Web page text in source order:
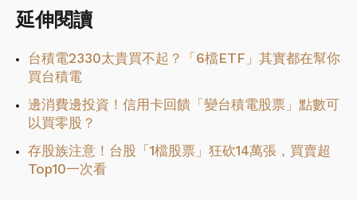
延伸閱讀
台積電2330太貴買不起？「6檔ETF」其實都在幫你
買台積電
邊消費邊投資！信用卡回饋「變台積電股票」點數可
以買零股？
存股族注意！台股「1檔股票」狂砍14萬張，買賣超
Top10一次看